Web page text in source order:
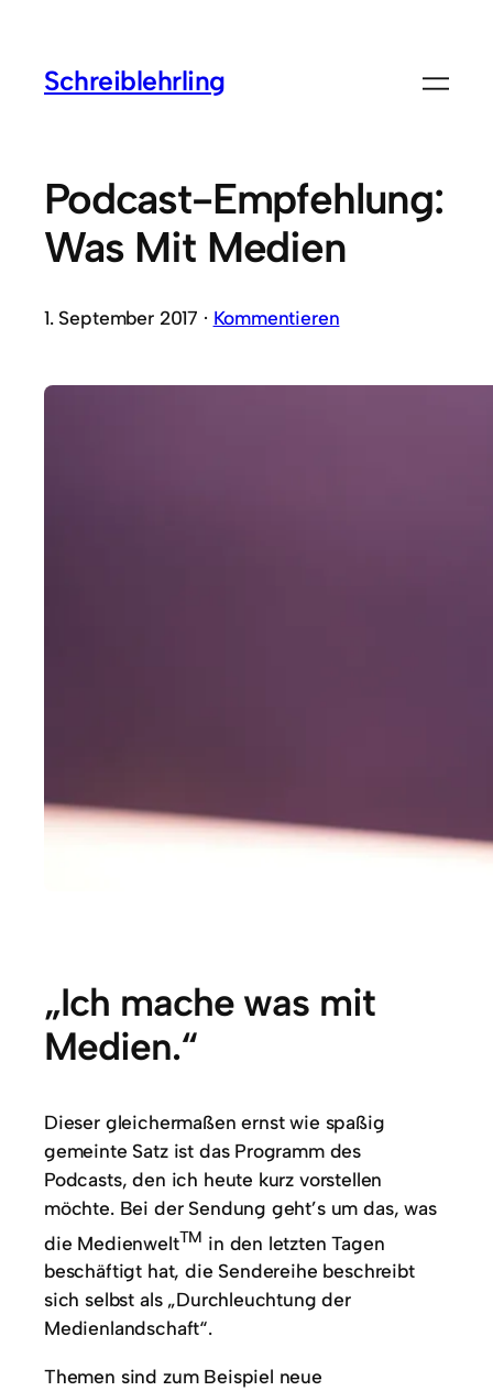
Schreiblehrling
Podcast-Empfehlung:
Was Mit Medien
1. September 2017 · Kommentieren
„Ich mache was mit
Medien.“
Dieser gleichermaßen ernst wie spaßig
gemeinte Satz ist das Programm des
Podcasts, den ich heute kurz vorstellen
möchte. Bei der Sendung geht’s um das, was
die MedienweltTM in den letzten Tagen
beschäftigt hat, die Sendereihe beschreibt
sich selbst als „Durchleuchtung der
Medienlandschaft“.
Themen sind zum Beispiel neue